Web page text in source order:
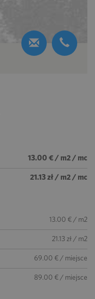
13.00 € / m2 / mc
21.13 zł / m2 / mc
13.00 € / m2
21.13 zł / m2
69.00 € / miejsce
89.00 € / miejsce